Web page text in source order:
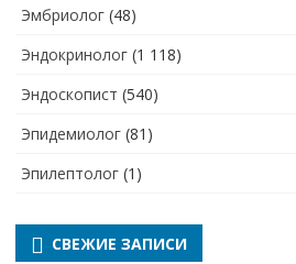
Эмбриолог (48)
Эндокринолог (1 118)
Эндоскопист (540)
Эпидемиолог (81)
Эпилептолог (1)
СВЕЖИЕ ЗАПИСИ